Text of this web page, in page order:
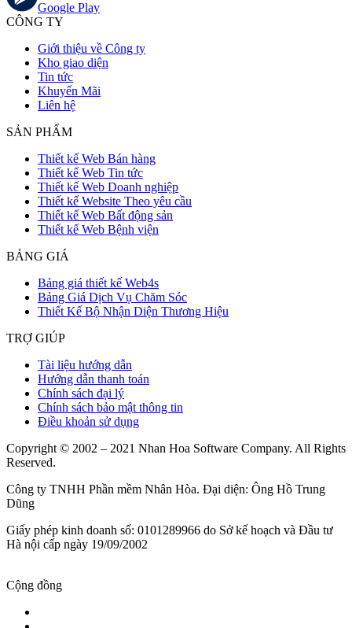
Google Play
CÔNG TY
Giới thiệu về Công ty
Kho giao diện
Tin tức
Khuyến Mãi
Liên hệ
SẢN PHẨM
Thiết kế Web Bán hàng
Thiết kế Web Tin tức
Thiết kế Web Doanh nghiệp
Thiết kế Website Theo yêu cầu
Thiết kế Web Bất động sản
Thiết kế Web Bệnh viện
BẢNG GIÁ
Bảng giá thiết kế Web4s
Bảng Giá Dịch Vụ Chăm Sóc
Thiết Kế Bộ Nhận Diện Thương Hiệu
TRỢ GIÚP
Tài liệu hướng dẫn
Hướng dẫn thanh toán
Chính sách đại lý
Chính sách bảo mật thông tin
Điều khoản sử dụng
Copyright © 2002 – 2021 Nhan Hoa Software Company. All Rights
Reserved.
Công ty TNHH Phần mềm Nhân Hòa. Đại diện: Ông Hồ Trung
Dũng
Giấy phép kinh doanh số: 0101289966 do Sở kế hoạch và Đầu tư
Hà nội cấp ngày 19/09/2002
Cộng đồng